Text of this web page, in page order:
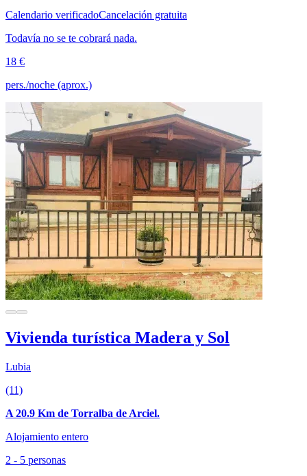
Calendario verificadoCancelación gratuita
Todavía no se te cobrará nada.
18 €
pers./noche (aprox.)
Vivienda turística Madera y Sol
Lubia
(11)
A 20.9 Km de Torralba de Arciel.
Alojamiento entero
2 - 5 personas